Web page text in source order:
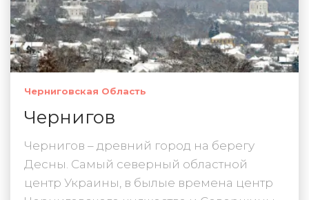
Черниговская Область
Чернигов
Чернигов – древний город на берегу
Десны. Самый северный областной
центр Украины, в былые времена центр